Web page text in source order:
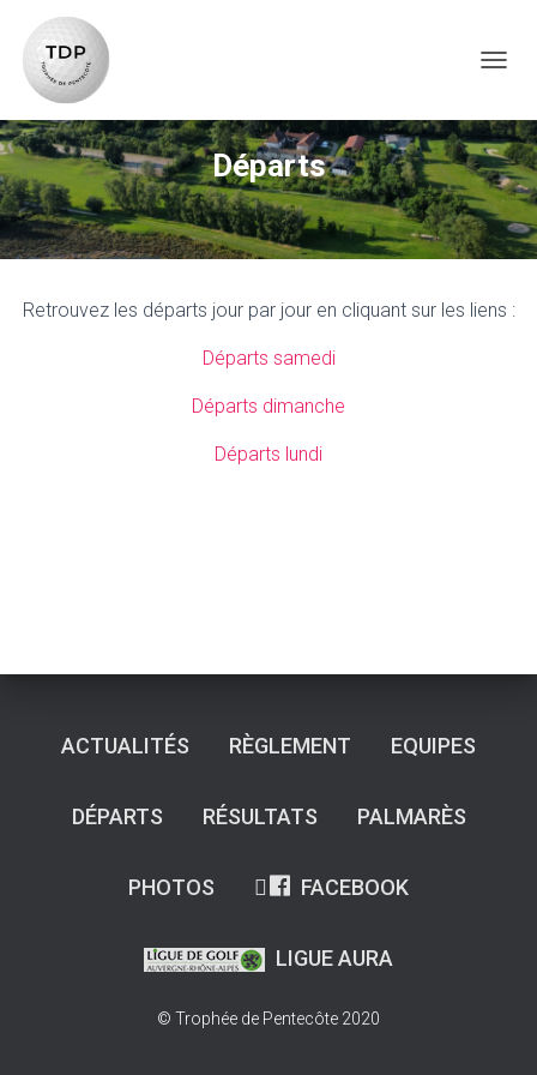
Départs
Retrouvez les départs jour par jour en cliquant sur les liens :
Départs samedi
Départs dimanche
Départs lundi
ACTUALITÉS RÈGLEMENT EQUIPES
DÉPARTS RÉSULTATS PALMARÈS
PHOTOS FACEBOOK
LIGUE AURA
© Trophée de Pentecôte 2020